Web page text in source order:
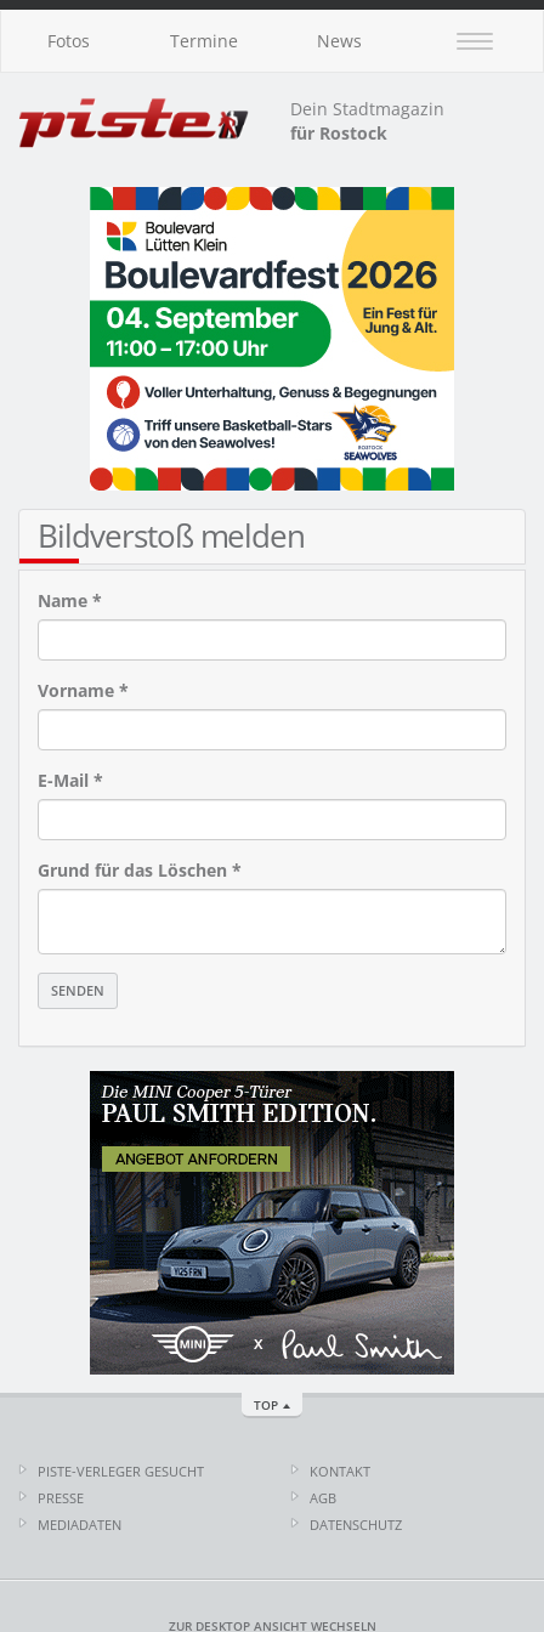
Fotos Termine News
Dein Stadtmagazin
für Rostock
Bildverstoß melden
Name *
Vorname *
E-Mail *
Grund für das Löschen *
TOP
PISTE-VERLEGER GESUCHT
PRESSE
MEDIADATEN
KONTAKT
AGB
DATENSCHUTZ
ZUR DESKTOP ANSICHT WECHSELN